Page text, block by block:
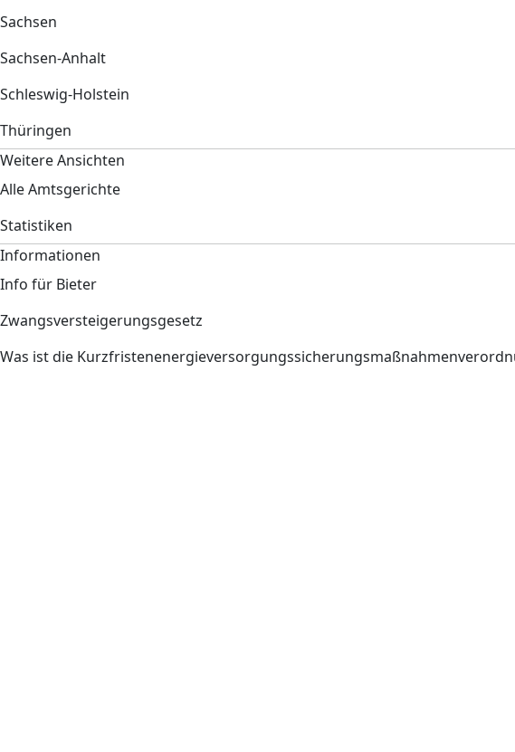
Sachsen
Sachsen-Anhalt
Schleswig-Holstein
Thüringen
Weitere Ansichten
Alle Amtsgerichte
Statistiken
Informationen
Info für Bieter
Zwangsversteigerungsgesetz
Was ist die